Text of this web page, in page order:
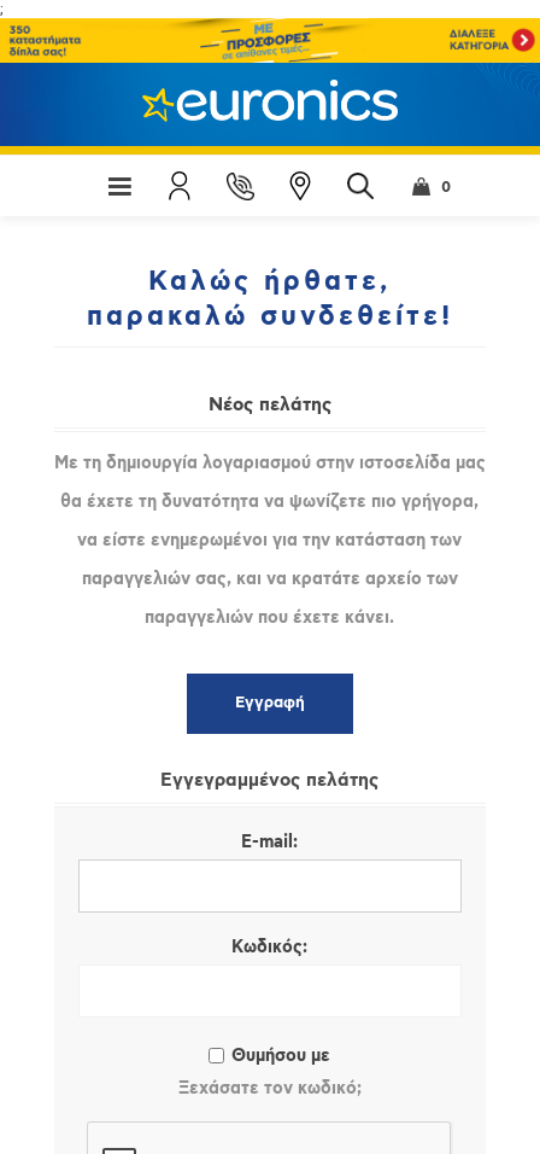
;
0
Καλώς ήρθατε,
παρακαλώ συνδεθείτε!
Νέος πελάτης
Με τη δημιουργία λογαριασμού στην ιστοσελίδα μας
θα έχετε τη δυνατότητα να ψωνίζετε πιο γρήγορα,
να είστε ενημερωμένοι για την κατάσταση των
παραγγελιών σας, και να κρατάτε αρχείο των
παραγγελιών που έχετε κάνει.
Εγγεγραμμένος πελάτης
E-mail:
Κωδικός:
Θυμήσου με
Ξεχάσατε τον κωδικό;